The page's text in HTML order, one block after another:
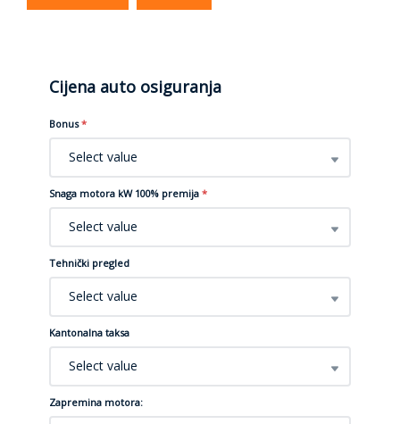
Cijena auto osiguranja
Bonus *
Select value
Snaga motora kW 100% premija *
Select value
Tehnički pregled
Select value
Kantonalna taksa
Select value
Zapremina motora: